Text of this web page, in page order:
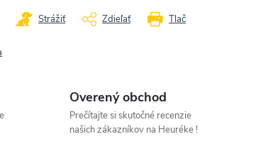
Tlač
Strážiť Zdieľať
Overený obchod
Prečítajte si skutočné recenzie
našich zákazníkov na Heuréke !